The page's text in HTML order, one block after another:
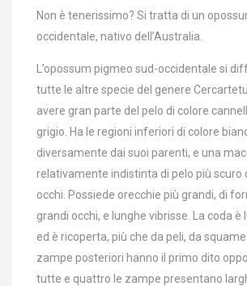
Non è tenerissimo? Si tratta di un
occidentale, nativo dell’Australia.
L’opossum pigmeo sud-occidentale si
tutte le altre specie del genere
avere gran parte del pelo di colore
grigio. Ha le regioni inferiori di colore
diversamente dai suoi parenti, e una
relativamente indistinta di pelo più scuro
occhi. Possiede orecchie più grandi, di
grandi occhi, e lunghe vibrisse. La coda è
ed è ricoperta, più che da peli, da
zampe posteriori hanno il primo dito
tutte e quattro le zampe presentano